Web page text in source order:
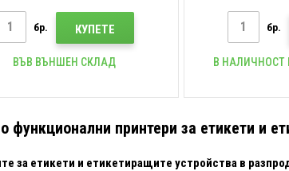
повредена опаковка
бр. КУПЕТЕ
ВЪВ ВЪНШЕН СКЛАД
бр.
В НАЛИЧНОСТ
функционални принтери за етикети и
за етикети и етикетиращите устройства в